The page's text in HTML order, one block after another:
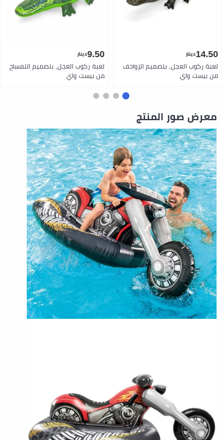
14.50دينار
لعبة ركوب العجل, بتصميم الزواحف
من بيست واي
9.50دينار
لعبة ركوب العجل, بتصميم التمساح
من بيست واي
معرض صور المنتج